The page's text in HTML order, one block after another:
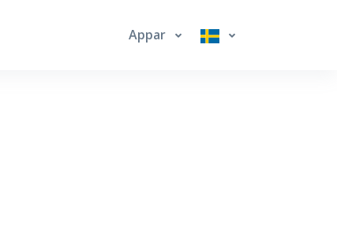
Appar